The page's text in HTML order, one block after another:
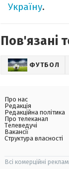
Україну.
Пов'язані
ФУТБОЛ
Про нас
Редакція
Редакційна політика
Про телеканал
Телеведучі
Вакансії
Структура власності
Всі комерційні